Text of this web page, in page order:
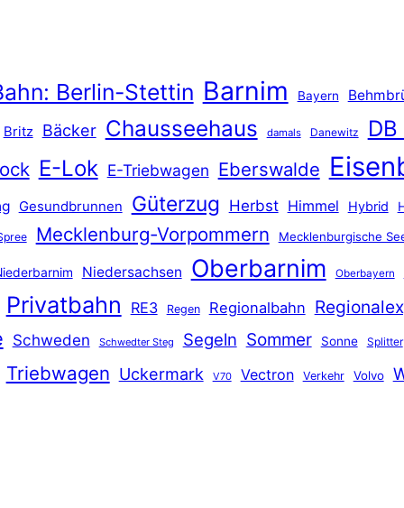
Berlin-Stettin Barnim Bayern
Britz Bäcker Chausseehaus damals Danewitz DB
E-Lok E-Triebwagen Eberswalde
Gesundbrunnen Güterzug Herbst Himmel Hybrid
Mecklenburg-Vorpommern Mecklenburgische
Niedersachsen Oberbarnim Oberbayern
Privatbahn RE3 Regen Regionalbahn
Schweden Schwedter Steg Segeln Sommer Sonne Splitter
Triebwagen Uckermark V70 Vectron Verkehr Volvo